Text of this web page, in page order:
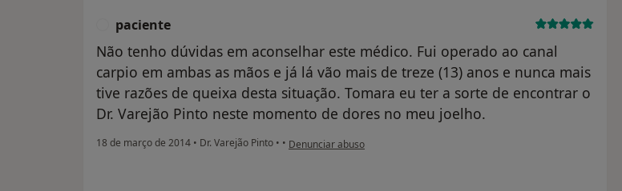
paciente
Não tenho dúvidas em aconselhar este médico. Fui operado ao canal
carpio em ambas as mãos e já lá vão mais de treze (13) anos e nunca mais
tive razões de queixa desta situação. Tomara eu ter a sorte de encontrar o
Dr. Varejão Pinto neste momento de dores no meu joelho.
18 de março de 2014 • Dr. Varejão Pinto • • na opinião do utilizador paciente
Denunciar abuso